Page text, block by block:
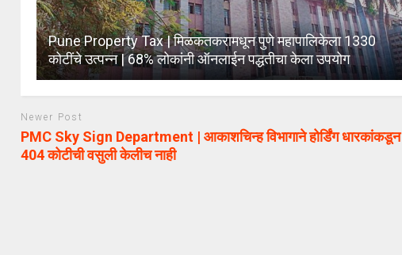
Pune Property Tax | मिळकतकरामधून पुणे महापालिकेला 1330
कोटींचे उत्पन्न | 68% लोकांनी ऑनलाईन पद्धतीचा केला उपयोग
Newer Post
PMC Sky Sign Department | आकाशचिन्ह विभागाने होर्डिंग धारकांकडून
404 कोटीची वसुली केलीच नाही